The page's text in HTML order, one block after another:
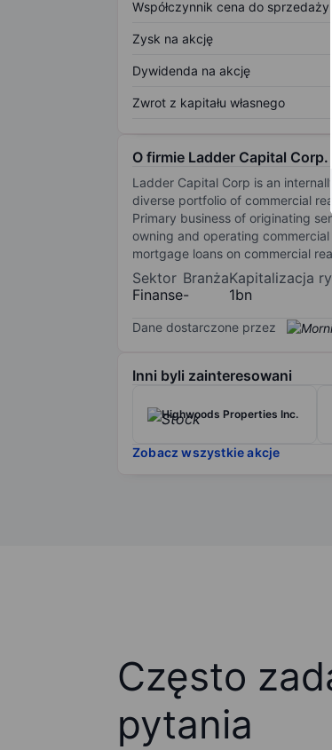
Współczynnik cena do sprzedaży
Zysk na akcję
Dywidenda na akcję
Zwrot z kapitału własnego
O firmie Ladder Capital Corp.
Ladder Capital Corp is an
diverse portfolio of commercial
Primary business of originating
owning and operating
mortgage loans on commercial
Sektor
Finanse
Branża
-
Kapitalizacja
1bn
Dane dostarczone przez
Inni byli zainteresowani
Highwoods Properties Inc.
Zobacz wszystkie akcje
Często
pytania